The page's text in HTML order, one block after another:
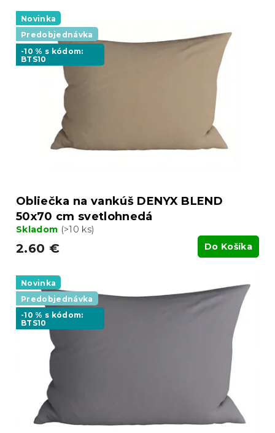
Novinka
Predobjednávka
-10 % s kódom:
BTS10
Obliečka na vankúš DENYX BLEND
50x70 cm svetlohnedá
Skladom (>10 ks)
2.60 € Do Košíka
Novinka
Predobjednávka
-10 % s kódom:
BTS10